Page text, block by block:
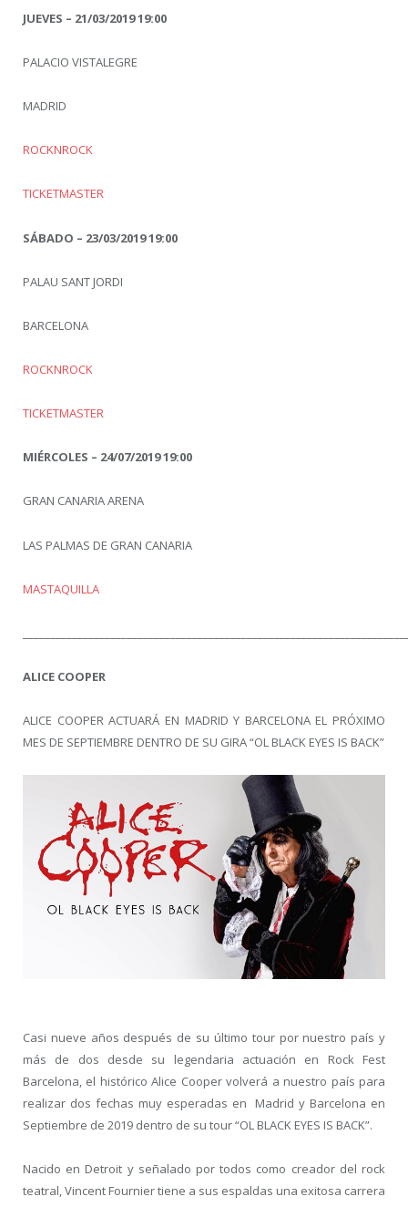
JUEVES – 21/03/2019 19:00
PALACIO VISTALEGRE
MADRID
ROCKNROCK
TICKETMASTER
SÁBADO – 23/03/2019 19:00
PALAU SANT JORDI
BARCELONA
ROCKNROCK
TICKETMASTER
MIÉRCOLES – 24/07/2019 19:00
GRAN CANARIA ARENA
LAS PALMAS DE GRAN CANARIA
MASTAQUILLA
ALICE COOPER
ALICE COOPER ACTUARÁ EN MADRID Y BARCELONA EL PRÓXIMO
MES DE SEPTIEMBRE DENTRO DE SU GIRA “OL BLACK EYES IS BACK”
Casi nueve años después de su último tour por nuestro país y
más de dos desde su legendaria actuación en Rock Fest
Barcelona, el histórico Alice Cooper volverá a nuestro país para
realizar dos fechas muy esperadas en Madrid y Barcelona en
Septiembre de 2019 dentro de su tour “OL BLACK EYES IS BACK”.
Nacido en Detroit y señalado por todos como creador del rock
teatral, Vincent Fournier tiene a sus espaldas una exitosa carrera